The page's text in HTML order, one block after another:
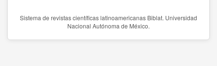
Sistema de revistas científicas latinoamericanas Biblat. Universidad
Nacional Autónoma de México.